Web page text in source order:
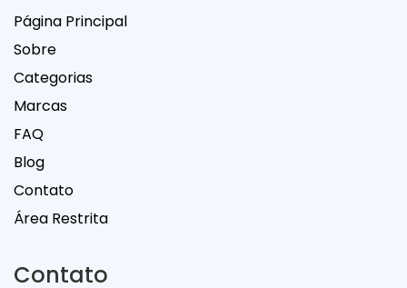
Página Principal
Sobre
Categorias
Marcas
FAQ
Blog
Contato
Área Restrita
Contato